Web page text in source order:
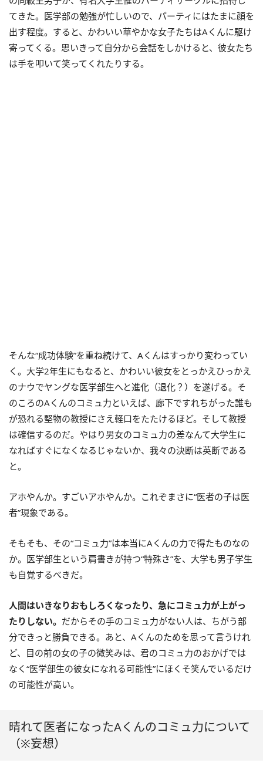
てきた。医学部の勉強が忙しいので、パーティにはたまに顔を
出す程度。すると、かわいい華やかな女子たちはAくんに駆け
寄ってくる。思いきって自分から会話をしかけると、彼女たち
は手を叩いて笑ってくれたりする。
そんな“成功体験”を重ね続けて、Aくんはすっかり変わってい
く。大学2年生にもなると、かわいい彼女をとっかえひっかえ
のナウでヤングな医学部生へと進化（退化？）を遂げる。そ
のころのAくんのコミュ力といえば、廊下ですれちがった誰も
が恐れる堅物の教授にさえ軽口をたたけるほど。そして教授
は確信するのだ。やはり男女のコミュ力の差なんて大学生に
なればすぐになくなるじゃないか、我々の決断は英断である
と。
アホやんか。すごいアホやんか。これぞまさに“医者の子は医
者”現象である。
そもそも、その“コミュ力”は本当にAくんの力で得たものなの
か。医学部生という肩書きが持つ“特殊さ”を、大学も男子学生
も自覚するべきだ。
人間はいきなりおもしろくなったり、急にコミュ力が上がっ
たりしない。 だからその手のコミュ力がない人は、ちがう部
分できっと勝負できる。あと、Aくんのためを思って言うけれ
ど、目の前の女の子の微笑みは、君のコミュ力のおかげでは
なく“医学部生の彼女になれる可能性”にほくそ笑んでいるだけ
の可能性が高い。
晴れて医者になったAくんのコミュ力について
（※妄想）